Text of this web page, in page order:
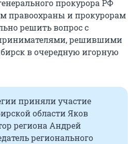
прокурора РФ
правоохраны и прокурорам
решить вопрос с
решившими
в очередную игорную
приняли участие
области Яков
региона Андрей
регионального